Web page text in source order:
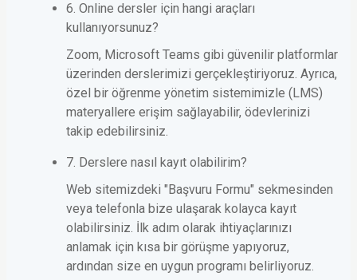
6. Online dersler için hangi araçları
kullanıyorsunuz?
Zoom, Microsoft Teams gibi güvenilir platformlar
üzerinden derslerimizi gerçekleştiriyoruz. Ayrıca,
özel bir öğrenme yönetim sistemimizle (LMS)
materyallere erişim sağlayabilir, ödevlerinizi
takip edebilirsiniz.
7. Derslere nasıl kayıt olabilirim?
Web sitemizdeki "Başvuru Formu" sekmesinden
veya telefonla bize ulaşarak kolayca kayıt
olabilirsiniz. İlk adım olarak ihtiyaçlarınızı
anlamak için kısa bir görüşme yapıyoruz,
ardından size en uygun programı belirliyoruz.